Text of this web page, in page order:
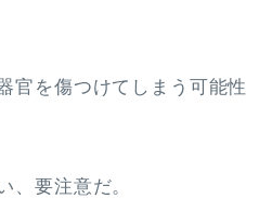
官を傷つけてしまう可能性
、要注意だ。